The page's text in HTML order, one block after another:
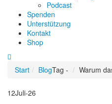
Podcast
Spenden
Unterstützung
Kontakt
Shop
Start BlogTag - Warum
12Juli-26